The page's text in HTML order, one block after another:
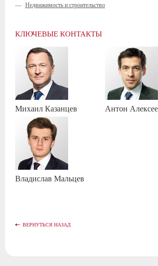
— Недвижимость и строительство
КЛЮЧЕВЫЕ КОНТАКТЫ
МихаилКазанцев Антон
Владислав Мальцев
ВЕРНУТЬСЯ НАЗАД